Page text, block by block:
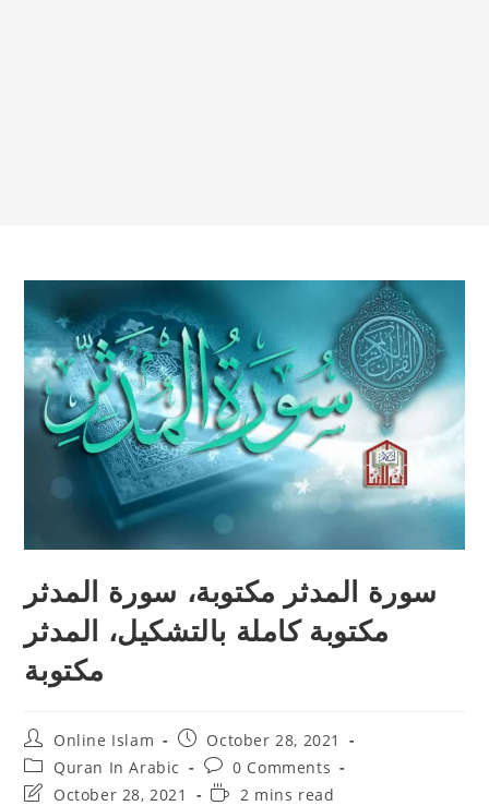
سورة المدثر مكتوبة، سورة المدثر
مكتوبة كاملة بالتشكيل، المدثر
مكتوبة
Post
author:
Online Islam
Post
published:
October 28, 2021
Post
category:
Quran In Arabic
Post
comments:
0 Comments
PostOctober 28, 2021
Reading2 mins read